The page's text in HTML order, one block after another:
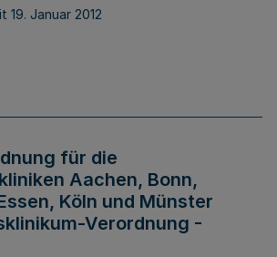
19. Januar 2012
für die
Aachen, Bonn,
Köln und Münster
Verordnung -